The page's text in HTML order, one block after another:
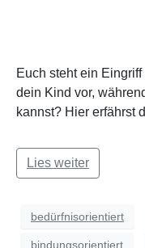
Euch steht ein
dein Kind vor,
kannst? Hier erfährst
Lies weiter
bedürfnisorientiert
bindungsorientiert